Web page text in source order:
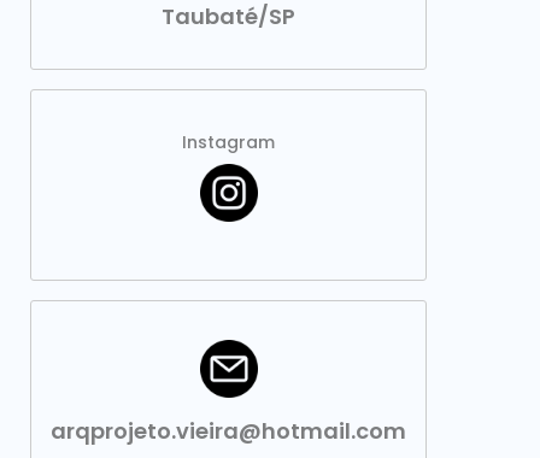
Taubaté/SP
Instagram
arqprojeto.vieira@hotmail.com